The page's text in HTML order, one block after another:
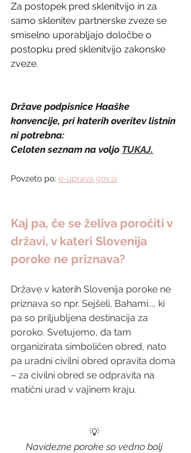
Za postopek pred sklenitvijo in za
samo sklenitev partnerske zveze se
smiselno uporabljajo določbe o
postopku pred sklenitvijo zakonske
zveze.
Države podpisnice Haaške
konvencije, pri katerih overitev listnin
ni potrebna:
Celoten seznam na voljo TUKAJ.
Povzeto po: e-uprava.gov.si
Kaj pa, če se želiva poročiti v
državi, v kateri Slovenija
poroke ne priznava?
Države v katerih Slovenija poroke ne
priznava so npr. Sejšeli, Bahami..., ki
pa so priljubljena destinacija za
poroko. Svetujemo, da tam
organizirata simboličen obred, nato
pa uradni civilni obred opravita doma
– za civilni obred se odpravita na
matični urad v vajinem kraju.
💡
Navidezne poroke so vedno bolj